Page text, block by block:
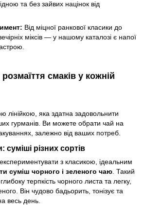
та без зайвих націнок від
Від міцної ранкової класики до
міксів — у нашому каталозі є напої
смаків у кожній
яка здатна задовольнити
гурманів. Ви можете обрати чай на
залежно від ваших потреб.
суміші різних сортів
з класикою, ідеальним
суміш чорного і зеленого чаю . Такий
терпкість чорного листа та легку,
Він чудово бадьорить, тонізує та
весь день.